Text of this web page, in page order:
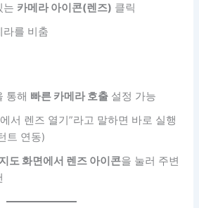
는 카메라 아이콘(렌즈) 클릭
라를 비춤
통해 빠른 카메라 호출 설정 가능
서 렌즈 열기”라고 말하면 바로 실행
트 연동)
지도 화면에서 렌즈 아이콘을 눌러 주변